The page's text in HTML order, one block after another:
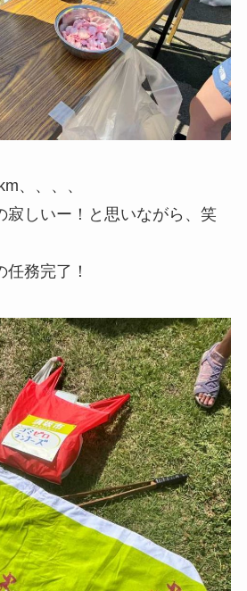
、、、、
寂しいー！と思いながら、笑
務完了！